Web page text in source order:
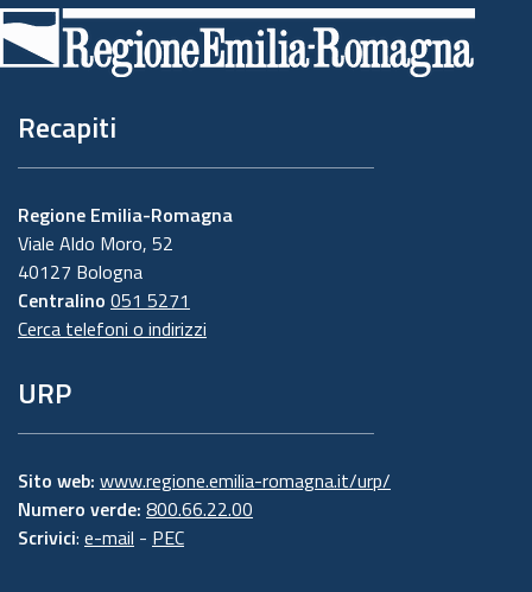
di
pagina
Recapiti
Regione Emilia-Romagna
Viale Aldo Moro, 52
40127 Bologna
Centralino 051 5271
Cerca telefoni o indirizzi
URP
Sito web: www.regione.emilia-romagna.it/urp/
Numero verde: 800.66.22.00
Scrivici: e-mail - PEC